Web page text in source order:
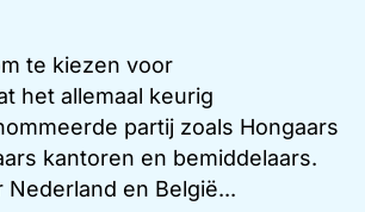
te kiezen voor
het allemaal keurig
partij zoals Hongaars
kantoren en bemiddelaars.
en België...